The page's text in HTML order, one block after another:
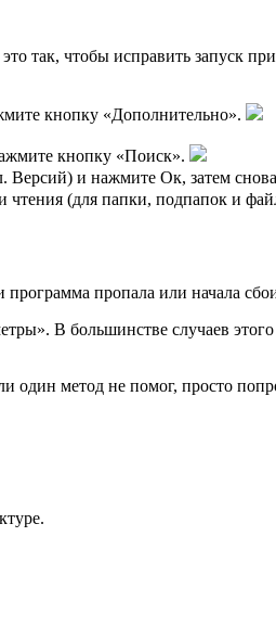
так, чтобы исправить запуск
кнопку «Дополнительно».
кнопку «Поиск».
Версий) и нажмите Ок, затем
чтения (для папки, подпапок и
пропала или начала
В большинстве случаев этого
один метод не помог, просто